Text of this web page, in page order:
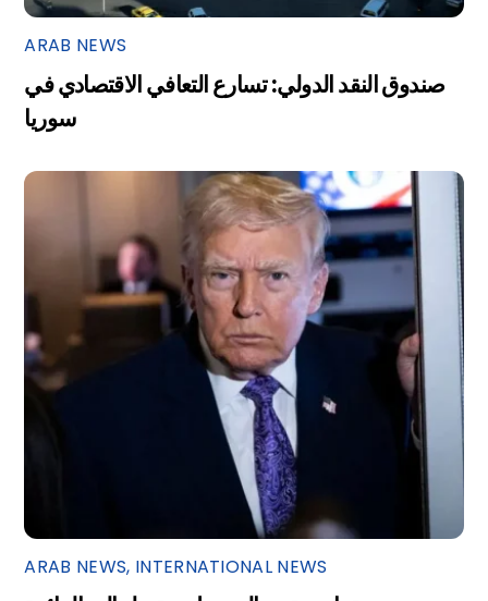
ARAB NEWS
صندوق النقد الدولي: تسارع التعافي الاقتصادي في
سوريا
ARAB NEWS, INTERNATIONAL NEWS